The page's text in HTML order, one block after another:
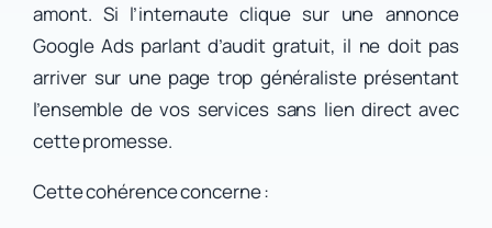
amont. Si l’internaute clique sur une annonce
Google Ads parlant d’audit gratuit, il ne doit pas
arriver sur une page trop généraliste présentant
l’ensemble de vos services sans lien direct avec
cette promesse.
Cette cohérence concerne :